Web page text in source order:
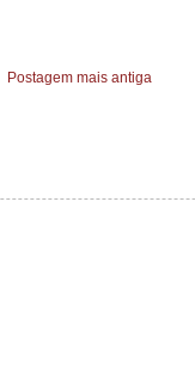
Postagem mais antiga